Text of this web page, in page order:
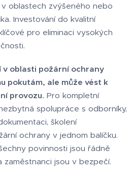
v oblastech zvýšeného nebo
Investování do kvalitní
pro eliminaci vysokých
oblasti požární ochrany
pokutám, ale může vést k
provozu. Pro kompletní
spolupráce s odborníky,
školení
ochrany v jednom balíčku.
povinnosti jsou řádně
zaměstnanci jsou v bezpečí.